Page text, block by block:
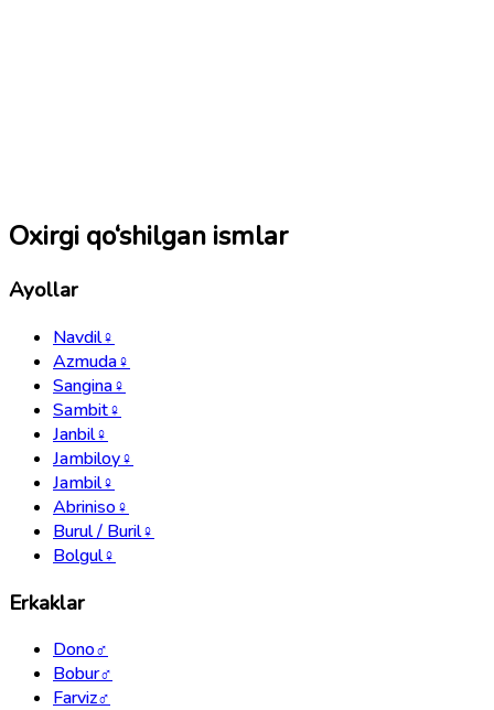
Oxirgi qo‘shilgan ismlar
Ayollar
Navdil♀
Azmuda♀
Sangina♀
Sambit♀
Janbil♀
Jambiloy♀
Jambil♀
Abriniso♀
Burul / Buril♀
Bolgul♀
Erkaklar
Dono♂
Bobur♂
Farviz♂